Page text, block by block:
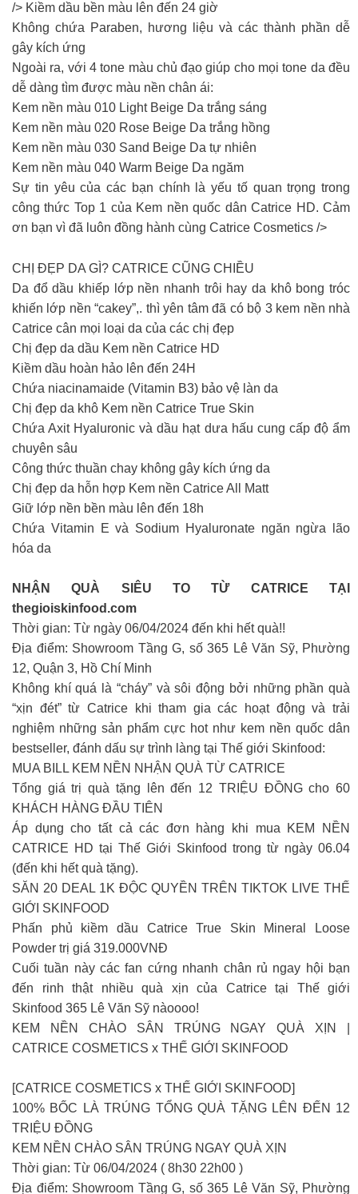
/> Kiềm dầu bền màu lên đến 24 giờ
Không chứa Paraben, hương liệu và các thành phần dễ
gây kích ứng
Ngoài ra, với 4 tone màu chủ đạo giúp cho mọi tone da đều
dễ dàng tìm được màu nền chân ái:
Kem nền màu 010 Light Beige Da trắng sáng
Kem nền màu 020 Rose Beige Da trắng hồng
Kem nền màu 030 Sand Beige Da tự nhiên
Kem nền màu 040 Warm Beige Da ngăm
Sự tin yêu của các bạn chính là yếu tố quan trọng trong
công thức Top 1 của Kem nền quốc dân Catrice HD. Cảm
ơn bạn vì đã luôn đồng hành cùng Catrice Cosmetics />
CHỊ ĐẸP DA GÌ? CATRICE CŨNG CHIỀU
Da đổ dầu khiếp lớp nền nhanh trôi hay da khô bong tróc
khiến lớp nền “cakey”,. thì yên tâm đã có bộ 3 kem nền nhà
Catrice cân mọi loại da của các chị đẹp
Chị đẹp da dầu Kem nền Catrice HD
Kiềm dầu hoàn hảo lên đến 24H
Chứa niacinamaide (Vitamin B3) bảo vệ làn da
Chị đẹp da khô Kem nền Catrice True Skin
Chứa Axit Hyaluronic và dầu hạt dưa hấu cung cấp độ ẩm
chuyên sâu
Công thức thuần chay không gây kích ứng da
Chị đẹp da hỗn hợp Kem nền Catrice All Matt
Giữ lớp nền bền màu lên đến 18h
Chứa Vitamin E và Sodium Hyaluronate ngăn ngừa lão
hóa da
NHẬN QUÀ SIÊU TO TỪ CATRICE TẠI
thegioiskinfood.com
Thời gian: Từ ngày 06/04/2024 đến khi hết quà!!
Địa điểm: Showroom Tầng G, số 365 Lê Văn Sỹ, Phường
12, Quận 3, Hồ Chí Minh
Không khí quá là “cháy” và sôi động bởi những phần quà
“xịn đét” từ Catrice khi tham gia các hoạt động và trải
nghiệm những sản phẩm cực hot như kem nền quốc dân
bestseller, đánh dấu sự trình làng tại Thế giới Skinfood: ​
MUA BILL KEM NỀN NHẬN QUÀ TỪ CATRICE
Tổng giá trị quà tặng lên đến 12 TRIỆU ĐỒNG cho 60
KHÁCH HÀNG ĐẦU TIÊN
Áp dụng cho tất cả các đơn hàng khi mua KEM NỀN
CATRICE HD tại Thế Giới Skinfood trong từ ngày 06.04
(đến khi hết quà tặng).
SĂN 20 DEAL 1K ĐỘC QUYỀN TRÊN TIKTOK LIVE THẾ
GIỚI SKINFOOD
Phấn phủ kiềm dầu Catrice True Skin Mineral Loose
Powder trị giá 319.000VNĐ
Cuối tuần này các fan cứng nhanh chân rủ ngay hội bạn
đến rinh thật nhiều quà xịn của Catrice tại Thế giới
Skinfood 365 Lê Văn Sỹ nàoooo! ​
KEM NỀN CHÀO SÂN TRÚNG NGAY QUÀ XỊN |
CATRICE COSMETICS x THẾ GIỚI SKINFOOD
[CATRICE COSMETICS x THẾ GIỚI SKINFOOD]
100% BỐC LÀ TRÚNG TỔNG QUÀ TẶNG LÊN ĐẾN 12
TRIỆU ĐỒNG
KEM NỀN CHÀO SÂN TRÚNG NGAY QUÀ XỊN
Thời gian: Từ 06/04/2024 ( 8h30 22h00 )
Địa điểm: Showroom Tầng G, số 365 Lê Văn Sỹ, Phường